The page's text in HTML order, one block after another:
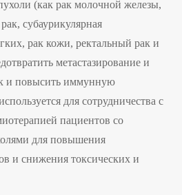
(как рак молочной железы,
субаурикулярная
рак кожи, ректальный рак и
метастазирование и
и повысить иммунную
для сотрудничества с
пациентов со
для повышения
и снижения токсических и